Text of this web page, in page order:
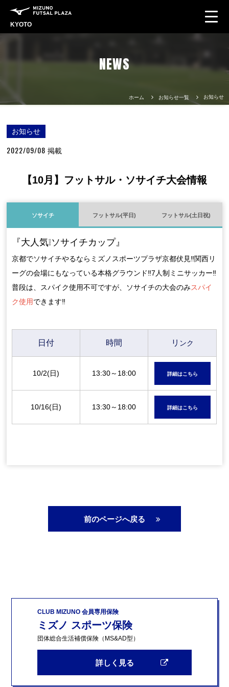
KYOTO
NEWS
ホーム お知らせ一覧 お知らせ
お知らせ
2022/09/08 掲載
【10月】フットサル・ソサイチ大会情報
ソサイチ フットサル(平日) フットサル(土日祝)
『大人気❕ソサイチカップ』
京都でソサイチやるならミズノスポーツプラザ京都伏見‼関西リ
ーグの会場にもなっている本格グラウンド‼7人制ミニサッカー‼
普段は、スパイク使用不可ですが、ソサイチの大会のみスパイ
ク使用できます‼
日付 時間 リ ンク
10/2(日) 13:30～18:00 詳細はこちら
10/16(日) 13:30～18:00 詳細はこちら
前のページへ戻る
CLUB MIZUNO 会員専用保険
ミズノ スポーツ保険
団体総合生活補償保険（MS&AD型）
詳しく見る